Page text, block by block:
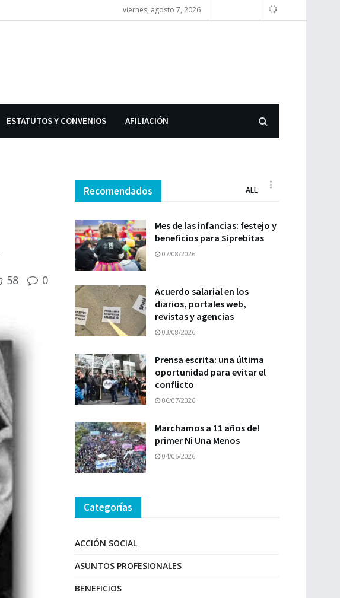
viernes, agosto 7, 2026
ESTATUTOS Y CONVENIOS AFILIACIÓN
58 0
Recomendados ALL
Mes de las infancias: festejo y
beneficios para Siprebitas
07/08/2026
Acuerdo salarial en los
diarios, portales web,
revistas y agencias
03/08/2026
Prensa escrita: una última
oportunidad para evitar el
conflicto
06/07/2026
Marchamos a 11 años del
primer Ni Una Menos
04/06/2026
Categorías
ACCIÓN SOCIAL
ASUNTOS PROFESIONALES
BENEFICIOS